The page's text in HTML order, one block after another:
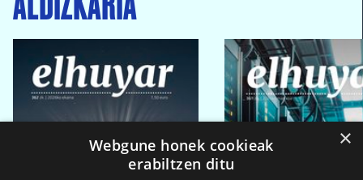
×
Webgune honek cookieak
erabiltzen ditu